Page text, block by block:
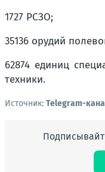
1727 РСЗО;
35136 орудий
62874 единиц
техники.
Источник: Telegram-